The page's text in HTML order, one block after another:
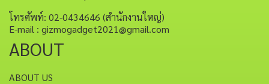
โทรศัพท์: 02-0434646 (สำนักงานใหญ่)
E-mail : gizmogadget2021@gmail.com
ABOUT
ABOUT US